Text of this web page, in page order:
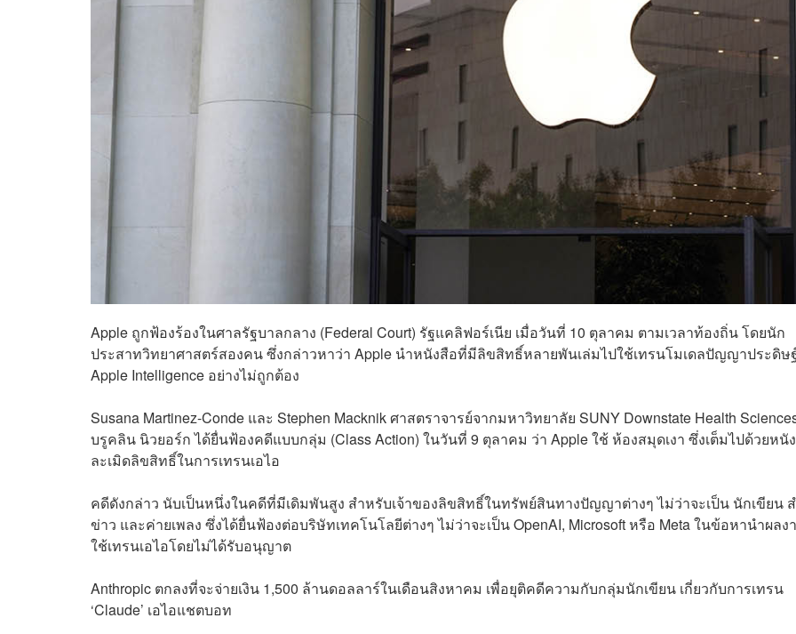
Apple ถูกฟ้องร้องในศาลรัฐบาลกลาง (Federal Court) รัฐแคลิฟอร์เนีย เมื่อวันที่ 10 ตุลาคม ตามเวลาท้องถิ่น โดยนัก
ประสาทวิทยาศาสตร์สองคน ซึ่งกล่าวหาว่า Apple นำหนังสือที่มีลิขสิทธิ์หลายพันเล่มไปใช้เทรนโมเดลปัญญาประดิษ
Apple Intelligence อย่างไม่ถูกต้อง
Susana Martinez-Conde และ Stephen Macknik ศาสตราจารย์จากมหาวิทยาลัย SUNY Downstate Health
บรูคลิน นิวยอร์ก ได้ยื่นฟ้องคดีแบบกลุ่ม (Class Action) ในวันที่ 9 ตุลาคม ว่า Apple ใช้ ห้องสมุดเงา ซึ่งเต็มไปด้วยหนั
ละเมิดลิขสิทธิ์ในการเทรนเอไอ
คดีดังกล่าว นับเป็นหนึ่งในคดีที่มีเดิมพันสูง สำหรับเจ้าของลิขสิทธิ์ในทรัพย์สินทางปัญญาต่างๆ ไม่ว่าจะเป็น นักเขียน
ข่าว และค่ายเพลง ซึ่งได้ยื่นฟ้องต่อบริษัทเทคโนโลยีต่างๆ ไม่ว่าจะเป็น OpenAI, Microsoft หรือ Meta ในข้อหานำผลง
ใช้เทรนเอไอโดยไม่ได้รับอนุญาต
Anthropic ตกลงที่จะจ่ายเงิน 1,500 ล้านดอลลาร์ในเดือนสิงหาคม เพื่อยุติคดีความกับกลุ่มนักเขียน เกี่ยวกับการเทรน
‘Claude’ เอไอแชตบอท